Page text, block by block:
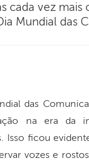
cada vez mais
Mundial das
das
na era da
Isso ficou
vozes e